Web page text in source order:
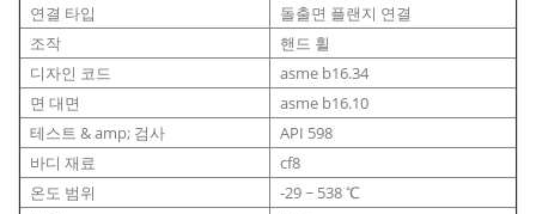
연결 타입
돌출면 플랜지 연결
조작
핸드 휠
디자인 코드
asme b16.34
면 대면
asme b16.10
테스트 & amp; 검사
API 598
바디 재료
cf8
온도 범위
-29 ~ 538 ℃